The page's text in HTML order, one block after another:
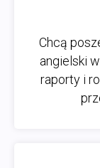
Chcą
angielski
raporty i